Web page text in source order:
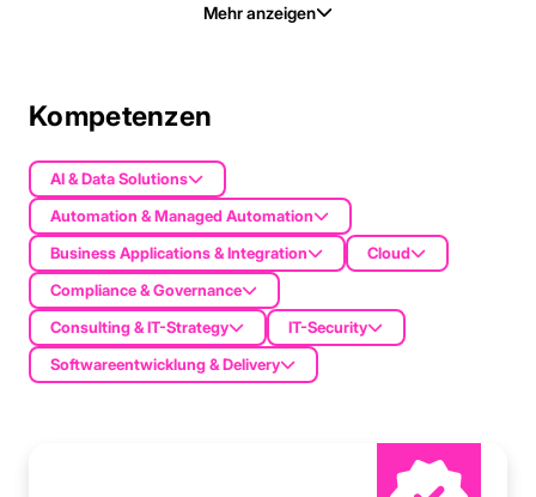
Mehr anzeigen
Kompetenzen
AI & Data Solutions
Automation & Managed Automation
Business Applications & Integration
Cloud
Compliance & Governance
Consulting & IT-Strategy
IT-Security
Softwareentwicklung & Delivery